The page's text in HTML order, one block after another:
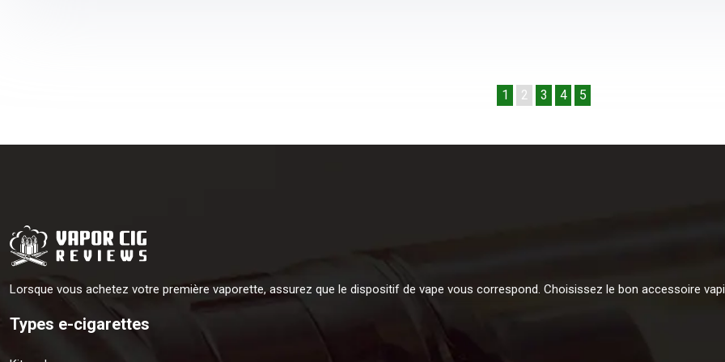
1 2 3 4 5
Lorsque vous achetez votre première vaporette, assurez que le dispositif de vape vous correspond. Choisissez le bon accessoire
Types e-cigarettes